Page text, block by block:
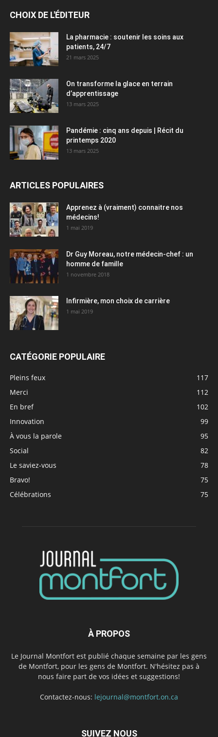
CHOIX DE L'ÉDITEUR
La pharmacie : soutenir les soins aux
patients, 24/7
21 mars 2025
On transforme la glace en terrain
d’apprentissage
13 mars 2025
Pandémie : cinq ans depuis | Récit du
printemps 2020
13 mars 2025
ARTICLES POPULAIRES
Apprenez à (vraiment) connaitre nos
médecins!
1 mai 2019
Dr Guy Moreau, notre médecin-chef : un
homme de famille
1 novembre 2018
Infirmière, mon choix de carrière
1 mai 2019
CATÉGORIE POPULAIRE
Pleins feux
117
Merci
112
En bref
102
Innovation
99
À vous la parole
95
Social
82
Le saviez-vous
78
Bravo!
75
Célébrations
75
À PROPOS
Le Journal Montfort est publié chaque semaine par les gens
de Montfort, pour les gens de Montfort. N'hésitez pas à
nous faire part de vos idées et suggestions!
Contactez-nous: lejournal@montfort.on.ca
SUIVEZ NOUS